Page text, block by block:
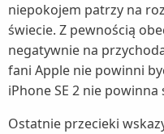
niepokojem patrzy na
świecie. Z pewnością
negatywnie na
fani Apple nie powinni
iPhone SE 2 nie powinna
Ostatnie przecieki